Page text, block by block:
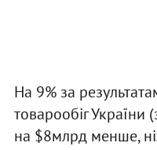
На 9% за
товарообіг
на $8млрд менше,